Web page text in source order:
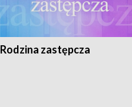
Rodzina zastępcza